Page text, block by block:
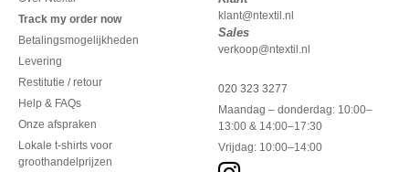
Track my order now
Betalingsmogelijkheden
Levering
Restitutie / retour
Help & FAQs
Onze afspraken
Lokale t-shirts voor
groothandelprijzen
klant@ntextil.nl
Sales
verkoop@ntextil.nl
020 323 3277
Maandag – donderdag: 10:00–
13:00 & 14:00–17:30
Vrijdag: 10:00–14:00